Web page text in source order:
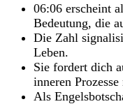
06:06 erscheint
Bedeutung, die
Die Zahl
Leben.
Sie fordert dich
inneren
Als